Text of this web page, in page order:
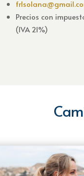
Precios con
(IVA 21%)